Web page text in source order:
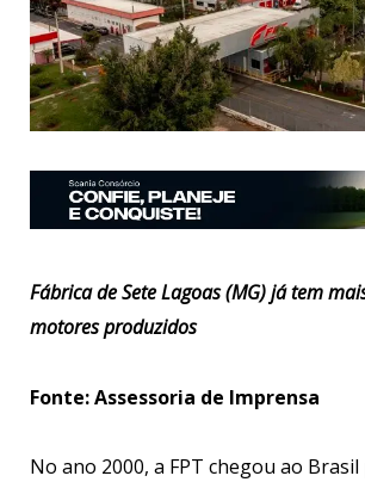
Fábrica de Sete Lagoas (MG) já tem
motores produzidos
Fonte: Assessoria de Imprensa
No ano 2000, a FPT chegou ao